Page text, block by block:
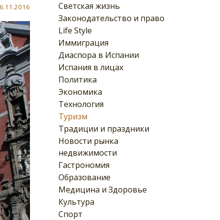
Светская жизнь
Законодательство и право
Life Style
Иммиграция
Диаспора в Испании
Испания в лицах
Политика
Экономика
Технология
Туризм
Традиции и праздники
Новости рынка
недвижимости
Гастрономия
Образование
Медицина и Здоровье
Культура
Спорт